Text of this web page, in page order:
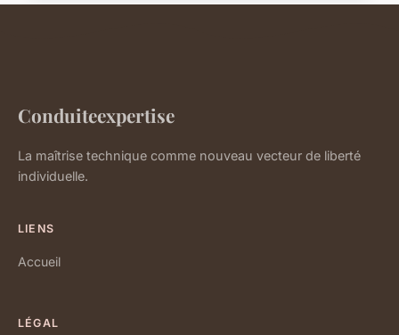
Conduiteexpertise
La maîtrise technique comme nouveau vecteur de liberté
individuelle.
LIENS
Accueil
LÉGAL